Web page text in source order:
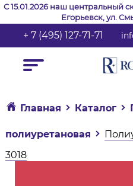
С 15.01.2026 наш центральный
Егорьевск, ул.
+ 7 (495) 127-71-71
Главная Каталог
полиуретановая
3018